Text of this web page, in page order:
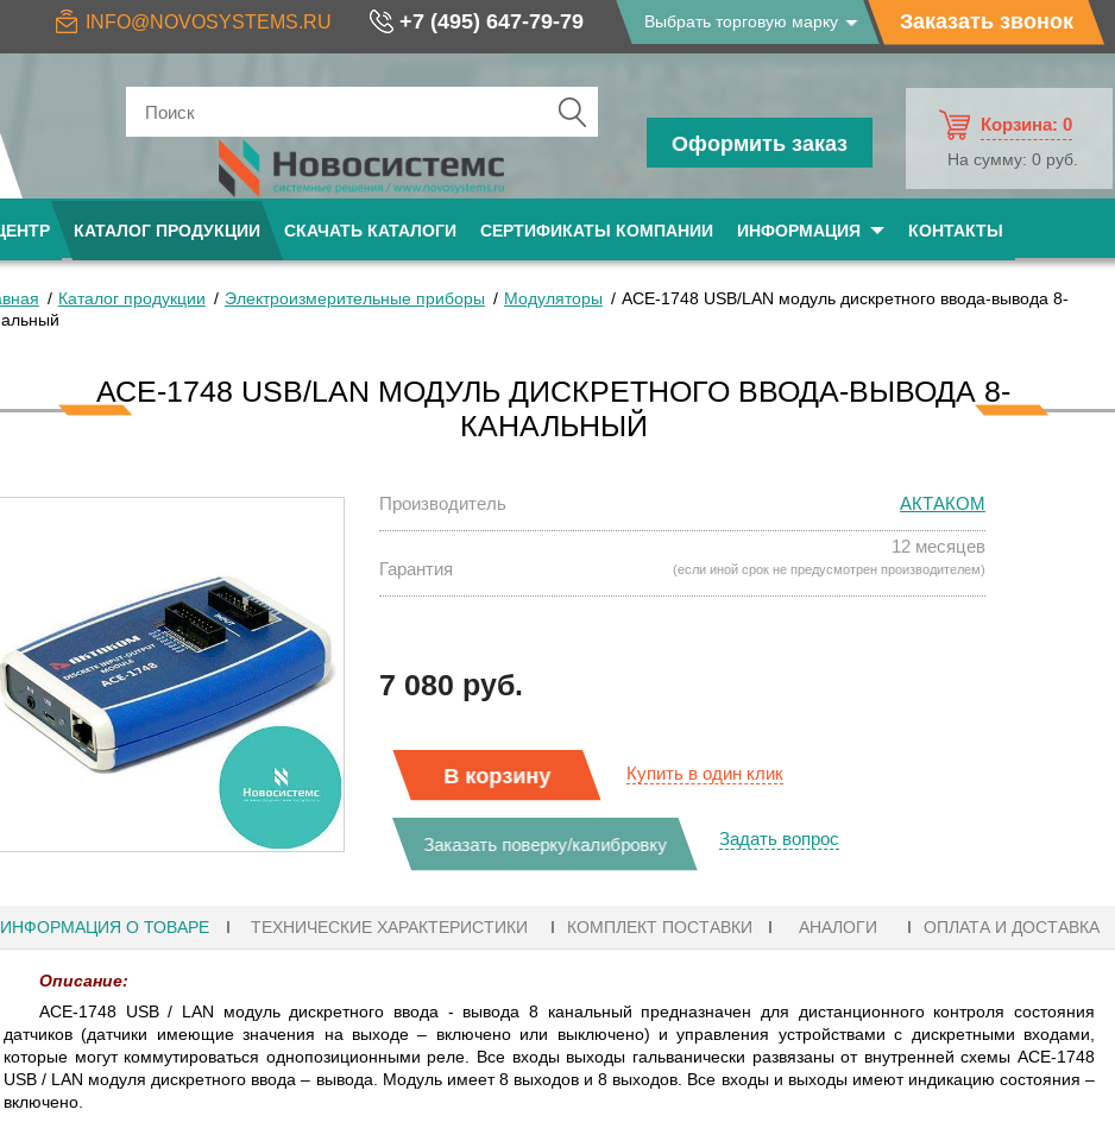
INFO@NOVOSYSTEMS.RU +7 (495) 647-79-79 Выбрать торговую марку Заказать звонок
Оформить заказ
Корзина: 0
На сумму: 0 руб.
КАТАЛОГ ПРОДУКЦИИ СКАЧАТЬ КАТАЛОГИ СЕРТИФИКАТЫ КОМПАНИИ ИНФОРМАЦИЯ КОНТАКТЫ
KEYSIGHT
СЕРИИ UXR
В НАЛИЧИИ! ZVH8, АНАЛИЗАТОР
КАБЕЛЕЙ И АНТЕНН, 100 КГЦ ДО 8 ГГЦ
(ГОСРЕЕСТР РФ)
Каталог продукции Электроизмерительные приборы Модуляторы
АСЕ-1748 USB/LAN модуль дискретного ввода-вывода 8-
АСЕ-1748 USB/LAN МОДУЛЬ ДИСКРЕТНОГО ВВОДА-ВЫВОДА 8-
КАНАЛЬНЫЙ
Производитель АКТАКОМ
Гарантия
12 месяцев
(если иной срок не предусмотрен производителем)
7 080 руб.
В корзину Купить в один клик
Заказать поверку/калибровку Задать вопрос
ИНФОРМАЦИЯ О ТОВАРЕ ТЕХНИЧЕСКИЕ ХАРАКТЕРИСТИКИ КОМПЛЕКТ ПОСТАВКИ АНАЛОГИ ОПЛАТА И ДОСТАВКА
Описание:
АСЕ-1748 USB / LAN модуль дискретного ввода - вывода 8 канальный предназначен для дистанционного контроля состояния
датчиков (датчики имеющие значения на выходе – включено или выключено) и управления устройствами с дискретными входами,
которые могут коммутироваться однопозиционными реле. Все входы выходы гальванически развязаны от внутренней схемы АСЕ-1748
USB / LAN модуля дискретного ввода – вывода. Модуль имеет 8 выходов и 8 выходов. Все входы и выходы имеют индикацию состояния –
включено.